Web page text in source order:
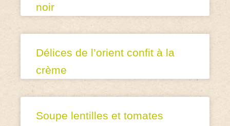
noir
Délices de l’orient confit à la
crème
Soupe lentilles et tomates